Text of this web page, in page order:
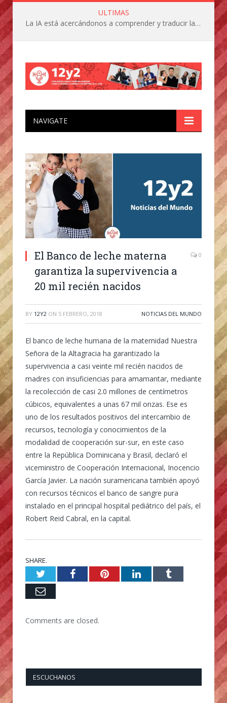
ULTIMAS
La IA está acercándonos a comprender y traducir las vocalizaciones y comportamientos de nuestras mascotas
NAVIGATE
El Banco de leche materna
garantiza la supervivencia a
20 mil recién nacidos
0
BY 12Y2 ON 5 FEBRERO, 2018 NOTICIAS DEL MUNDO
El banco de leche humana de la maternidad Nuestra
Señora de la Altagracia ha garantizado la
supervivencia a casi veinte mil recién nacidos de
madres con insuficiencias para amamantar, mediante
la recolección de casi 2.0 millones de centímetros
cúbicos, equivalentes a unas 67 mil onzas. Ese es
uno de los resultados positivos del intercambio de
recursos, tecnología y conocimientos de la
modalidad de cooperación sur-sur, en este caso
entre la República Dominicana y Brasil, declaró el
viceministro de Cooperación Internacional, Inocencio
García Javier. La nación suramericana también apoyó
con recursos técnicos el banco de sangre pura
instalado en el principal hospital pediátrico del país, el
Robert Reid Cabral, en la capital.
SHARE.
TwitterFacebookPinterestLinkedInTumblr
Email
Comments are closed.
ESCUCHANOS